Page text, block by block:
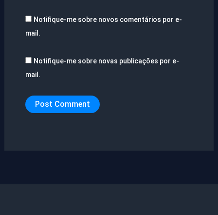
Notifique-me sobre novos comentários por e-
mail.
Notifique-me sobre novas publicações por e-
mail.